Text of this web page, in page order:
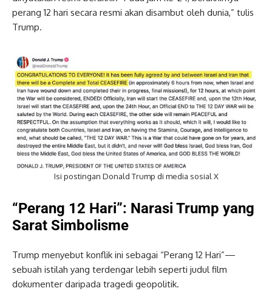
perang 12 hari secara resmi akan disambut oleh dunia,” tulis
Trump.
Isi postingan Donald Trump di media sosial X
“Perang 12 Hari”: Narasi Trump yang
Sarat Simbolisme
Trump menyebut konflik ini sebagai “Perang 12 Hari”—
sebuah istilah yang terdengar lebih seperti judul film
dokumenter daripada tragedi geopolitik.